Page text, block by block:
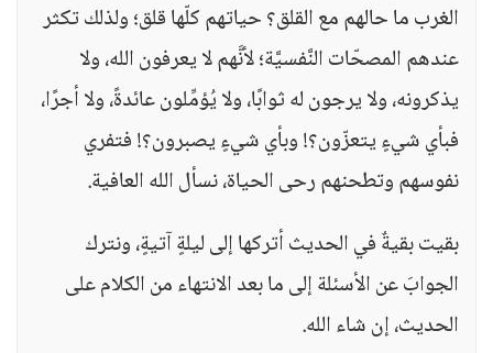
الغرب ما حالهم مع القلق؟ حياتهم كلّها قلق؛ ولذلك تكثر
عندهم المصحّات النَّفسيَّة؛ لأنَّهم لا يعرفون الله، ولا
يذكرونه، ولا يرجون له ثوابًا، ولا يُؤمِّلون عائدةً، ولا أجرًا،
فبأي شيءٍ يتعزّون؟! وبأي شيءٍ يصبرون؟! فتفري
نفوسهم وتطحنهم رحى الحياة، نسأل الله العافية.
بقيت بقيةٌ في الحديث أتركها إلى ليلةٍ آتيةٍ، ونترك
الجوابَ عن الأسئلة إلى ما بعد الانتهاء من الكلام على
الحديث، إن شاء الله.